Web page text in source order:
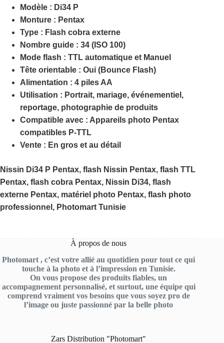
Modèle : Di34 P
Monture : Pentax
Type : Flash cobra externe
Nombre guide : 34 (ISO 100)
Mode flash : TTL automatique et Manuel
Tête orientable : Oui (Bounce Flash)
Alimentation : 4 piles AA
Utilisation : Portrait, mariage, événementiel,
reportage, photographie de produits
Compatible avec : Appareils photo Pentax
compatibles P-TTL
Vente : En gros et au détail
Nissin Di34 P Pentax, flash Nissin Pentax, flash TTL
Pentax, flash cobra Pentax, Nissin Di34, flash
externe Pentax, matériel photo Pentax, flash photo
professionnel, Photomart Tunisie
À propos de nous
Photomart , c’est votre allié au quotidien pour tout ce qui
touche à la photo et à l’impression en Tunisie.
On vous propose des produits fiables, un
accompagnement personnalisé, et surtout, une équipe qui
comprend vraiment vos besoins que vous soyez pro de
l’image ou juste passionné par la belle photo
Zars Distribution "Photomart"